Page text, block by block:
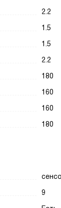
2.2
1.5
1.5
2.2
180
160
160
180
9